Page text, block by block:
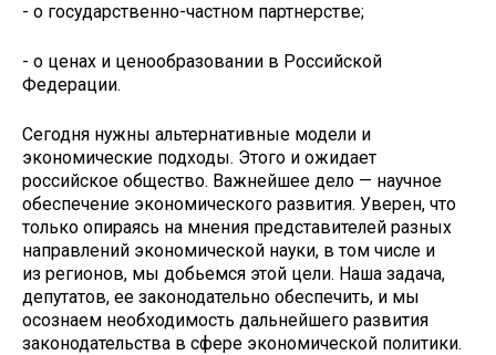
- о государственно-частном партнерстве;
- о ценах и ценообразовании в Российской
Федерации.
Сегодня нужны альтернативные модели и
экономические подходы. Этого и ожидает
российское общество. Важнейшее дело — научное
обеспечение экономического развития. Уверен, что
только опираясь на мнения представителей разных
направлений экономической науки, в том числе и
из регионов, мы добьемся этой цели. Наша задача,
депутатов, ее законодательно обеспечить, и мы
осознаем необходимость дальнейшего развития
законодательства в сфере экономической политики.